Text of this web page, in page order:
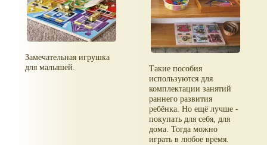
Замечательная игрушка
для малышей.
Такие пособия
используются для
комплектации занятий
раннего развития
ребёнка. Но ещё лучше -
покупать для себя, для
дома. Тогда можно
играть в любое время.